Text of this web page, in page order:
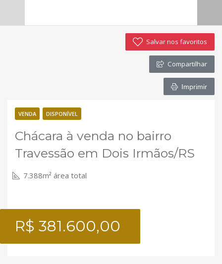
Salvar nos favoritos
Compartilhar
Imprimir
VENDA DISPONÍVEL
Chácara à venda no bairro
Travessão em Dois Irmãos/RS
7.388m² área total
R$ 381.600,00